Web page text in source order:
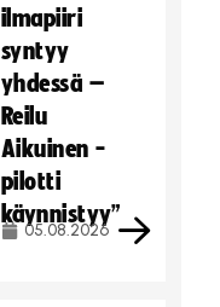
ilmapiiri
syntyy
yhdessä –
Reilu
Aikuinen -
pilotti
käynnistyy”
05.08.2026